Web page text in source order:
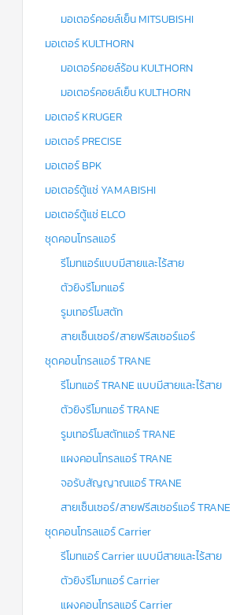
มอเตอร์คอยล์เย็น MITSUBISHI
มอเตอร์ KULTHORN
มอเตอร์คอยล์ร้อน KULTHORN
มอเตอร์คอยล์เย็น KULTHORN
มอเตอร์ KRUGER
มอเตอร์ PRECISE
มอเตอร์ BPK
มอเตอร์ตู้แช่ YAMABISHI
มอเตอร์ตู้แช่ ELCO
ชุดคอนโทรลแอร์
รีโมทแอร์แบบมีสายและไร้สาย
ตัวยิงรีโมทแอร์
รูมเทอร์โมสตัท
สายเซ็นเซอร์/สายฟรีสเซอร์แอร์
ชุดคอนโทรลแอร์ TRANE
รีโมทแอร์ TRANE แบบมีสายและไร้สาย
ตัวยิงรีโมทแอร์ TRANE
รูมเทอร์โมสตัทแอร์ TRANE
แผงคอนโทรลแอร์ TRANE
จอรับสัญญาณแอร์ TRANE
สายเซ็นเซอร์/สายฟรีสเซอร์แอร์ TRANE
ชุดคอนโทรลแอร์ Carrier
รีโมทแอร์ Carrier แบบมีสายและไร้สาย
ตัวยิงรีโมทแอร์ Carrier
แผงคอนโทรลแอร์ Carrier